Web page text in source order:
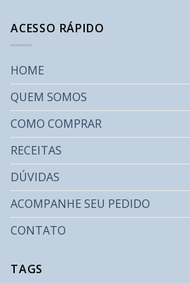
ACESSO RÁPIDO
HOME
QUEM SOMOS
COMO COMPRAR
RECEITAS
DÚVIDAS
ACOMPANHE SEU PEDIDO
CONTATO
TAGS